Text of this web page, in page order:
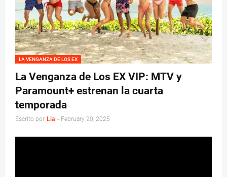
LA VENGANZA DE LOS EX
La Venganza de Los EX VIP: MTV y
Paramount+ estrenan la cuarta
temporada
Escrito por Lia - February 20, 2025